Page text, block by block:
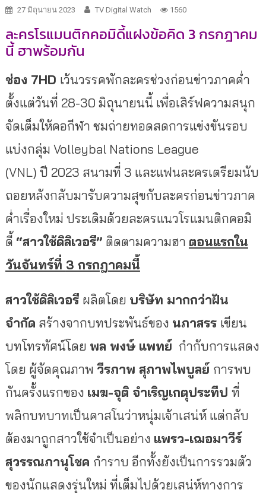
27 มิถุนายน 2023 TV Digital Watch 1560
ละครโรแมนติกคอมิดี้แฝงข้อคิด 3 กรกฎาคม
นี้ ฮาพร้อมกัน
ช่อง 7HD เว้นวรรคพักละครช่วงก่อนข่าวภาคค่ำ
ตั้งแต่วันที่ 28-30 มิถุนายนนี้ เพื่อเสิร์ฟความสนุก
จัดเต็มให้คอกีฬา ชมถ่ายทอดสดการแข่งขันรอบ
แบ่งกลุ่ม Volleybal Nations League
(VNL) ปี 2023 สนามที่ 3 และแฟนละครเตรียมนับ
ถอยหลังกลับมารับความสุขกับละครก่อนข่าวภาค
ค่ำเรื่องใหม่ ประเดิมด้วยละครแนวโรแมนติกคอมิ
ดี้ “สาวใช้ดิลิเวอรี” ติดตามความฮา ตอนแรกใน
วันจันทร์ที่ 3 กรกฎาคมนี้
สาวใช้ดิลิเวอรี ผลิตโดย บริษัท มากกว่าฝัน
จำกัด สร้างจากบทประพันธ์ของ นภาสรร เขียน
บทโทรทัศน์โดย พล พงษ์ แพทย์ กำกับการแสดง
โดย ผู้จัดคุณภาพ วีรภาพ สุภาพไพบูลย์ การพบ
กันครั้งแรกของ เมฆ-จุติ จำเริญเกตุประทีป ที่
พลิกบทบาทเป็นคาสโนว่าหนุ่มเจ้าเสน่ห์ แต่กลับ
ต้องมาถูกสาวใช้จำเป็นอย่าง แพรว-เฌอมาวีร์
สุวรรณภานุโชค กำราบ อีกทั้งยังเป็นการรวมตัว
ของนักแสดงรุ่นใหม่ ที่เต็มไปด้วยเสน่ห์ทางการ